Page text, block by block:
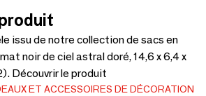
issu de notre collection de sacs en
noir de ciel astral doré, 14,6 x 6,4 x
Découvrir le produit
ET ACCESSOIRES DE DÉCORATION